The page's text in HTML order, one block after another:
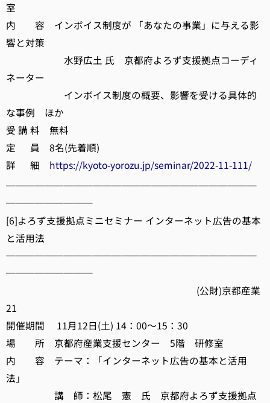
室
内 容 インボイス制度が 「あなたの事業」に与える影
響と対策
水野広土 氏 京都府よろず支援拠点コーディ
ネーター
インボイス制度の概要、影響を受ける具体的
な事例 ほか
受 講 料 無料
定 員 8名(先着順)
詳 細 https://kyoto-yorozu.jp/seminar/2022-11-111/
──────────────────────────
─────────
[6]よろず支援拠点ミニセミナー インターネット広告の基本
と活用法
──────────────────────────
─────────
(公財)京都産業
21
開催期間 11月12日(土) 14：00～15：30
場 所 京都府産業支援センター 5階 研修室
内 容 テーマ：「インターネット広告の基本と活用
法」
講 師：松尾 憲 氏 京都府よろず支援拠点